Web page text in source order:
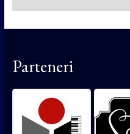
Parteneri